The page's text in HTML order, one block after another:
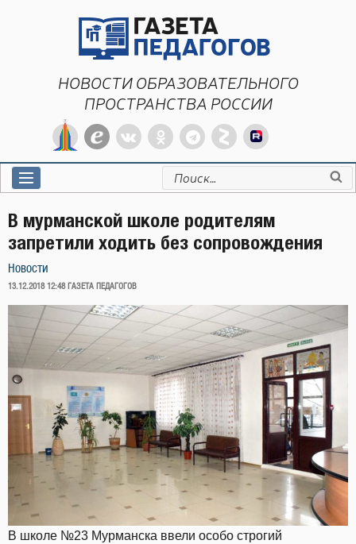
НОВОСТИ ОБРАЗОВАТЕЛЬНОГО
ПРОСТРАНСТВА РОССИИ
Искать:
В мурманской школе родителям
запретили ходить без сопровождения
Новости
ОПУБЛИКОВАНО
13.12.2018 12:48 ГАЗЕТА ПЕДАГОГОВ
В школе №23 Мурманска ввели особо строгий